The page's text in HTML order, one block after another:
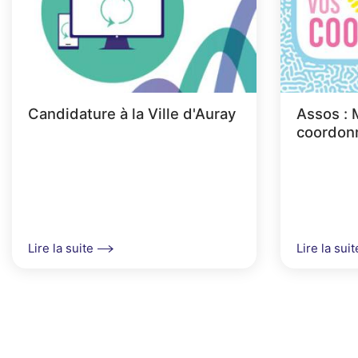
Candidature à la Ville d'Auray
Lire la suite
Assos :
Lire la